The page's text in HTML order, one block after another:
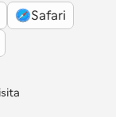
Safari